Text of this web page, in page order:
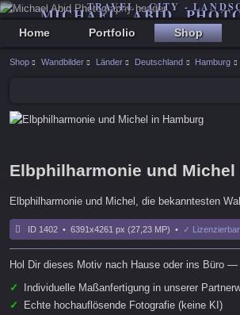
MICHAEL ABID
TRAVEL - CITY -
Home Portfolio Shop
Shop Wandbilder Länder Deutschland Hamburg
Elbphilharmonie und Michel
Elbphilharmonie und Michel, die bekanntesten
ID 1402 • 6391x4261 px (27,23 MP) • ✓ Lizenzierbar
Hol Dir dieses Motiv nach Hause oder ins Büro
✓
Individuelle Maßanfertigung in unserer
✓
Echte hochauflösende Fotografie (keine KI)